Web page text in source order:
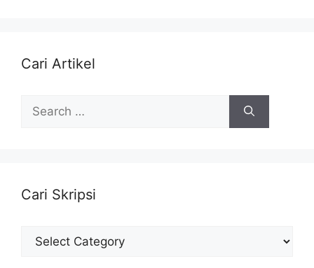
Cari Artikel
for:
Cari Skripsi
Cari
Skripsi